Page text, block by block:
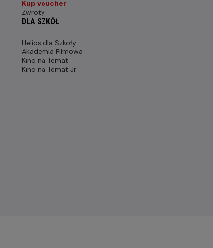
Kup voucher
Zwroty
DLA SZKÓŁ
Helios dla Szkoły
Akademia Filmowa
Kino na Temat
Kino na Temat Jr